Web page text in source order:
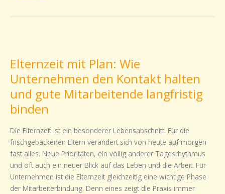
Elternzeit mit Plan: Wie
Unternehmen den Kontakt halten
und gute Mitarbeitende langfristig
binden
Die Elternzeit ist ein besonderer Lebensabschnitt. Für die
frischgebackenen Eltern verändert sich von heute auf morgen
fast alles. Neue Prioritäten, ein völlig anderer Tagesrhythmus
und oft auch ein neuer Blick auf das Leben und die Arbeit. Für
Unternehmen ist die Elternzeit gleichzeitig eine wichtige Phase
der Mitarbeiterbindung. Denn eines zeigt die Praxis immer
Plan:
Wie
Unternehmen
den
Kontakt
und
gute
Mitarbeitende
langfristig
binden